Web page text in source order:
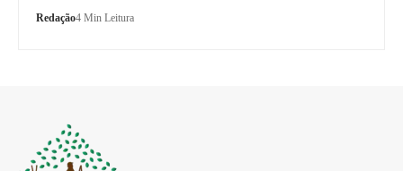
Redação4 Min Leitura